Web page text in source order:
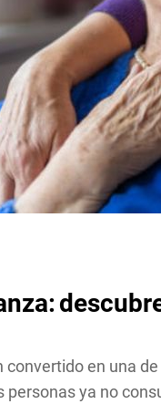
:
en una
ya no